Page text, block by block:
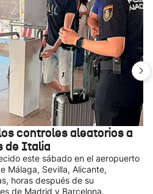
controles aleatorios a
de Italia
este sábado en el aeropuerto
Málaga, Sevilla, Alicante,
horas después de su
de Madrid y Barcelona.